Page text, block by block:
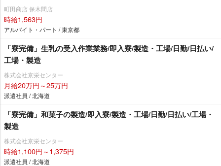
町田商店 保木間店
時給1,563円
アルバイト・パート / 東京都
「寮完備」生乳の受入作業業務/即入寮/製造・工場/日勤/日払い/
工場・製造
株式会社京栄センター
月給20万円～25万円
派遣社員 / 北海道
「寮完備」和菓子の製造/即入寮/製造・工場/日勤/日払い/工場・
製造
株式会社京栄センター
時給1,100円～1,375円
派遣社員 / 北海道